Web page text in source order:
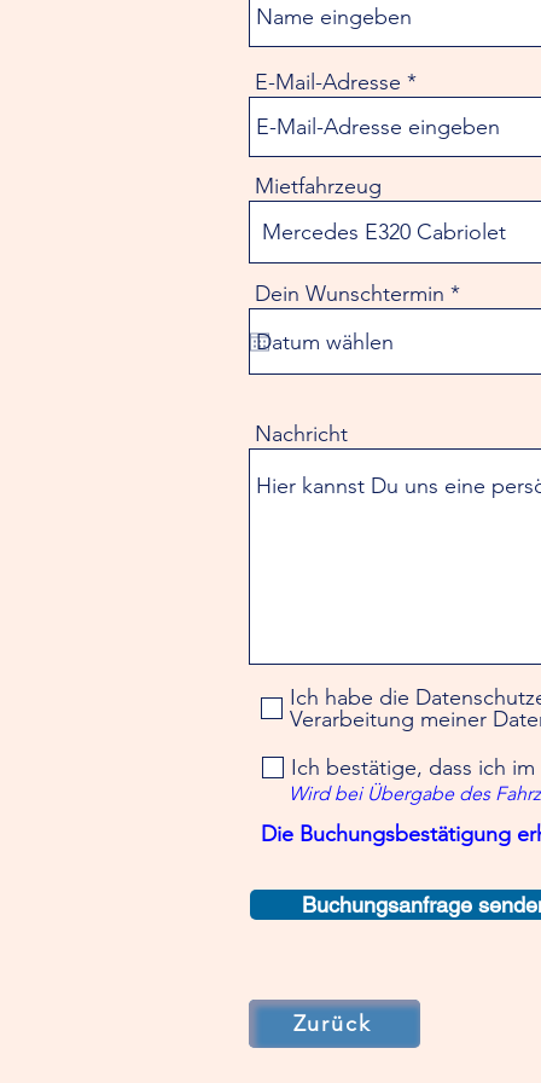
E-Mail-Adresse
Mietfahrzeug
Dein Wunschtermin *r
e
i
d
Nachricht
Ich habe die
Verarbeitung meiner
Ich bestätige, dass ich
Wird bei Übergabe des
Die Buchungsbestätigung
Buchungsanfrage
Zurück